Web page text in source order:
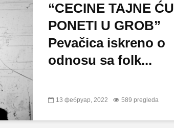
“CECINE TAJNE ĆU
PONETI U GROB”
Pevačica iskreno o
odnosu sa folk...
13 фебруар, 2022 589 pregleda